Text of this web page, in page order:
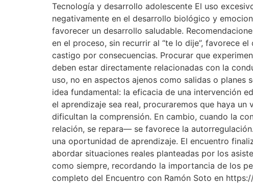
Tecnología y desarrollo adolescente El uso
negativamente en el desarrollo biológico y
favorecer un desarrollo saludable.
en el proceso, sin recurrir al “te lo dije”, favorece
castigo por consecuencias. Procurar que
deben estar directamente relacionadas con la
uso, no en aspectos ajenos como salidas o planes
idea fundamental: la eficacia de una intervención
el aprendizaje sea real, procuraremos que haya
dificultan la comprensión. En cambio, cuando la
relación, se repara— se favorece la
una oportunidad de aprendizaje. El encuentro
abordar situaciones reales planteadas por los
como siempre, recordando la importancia de los
completo del Encuentro con Ramón Soto en